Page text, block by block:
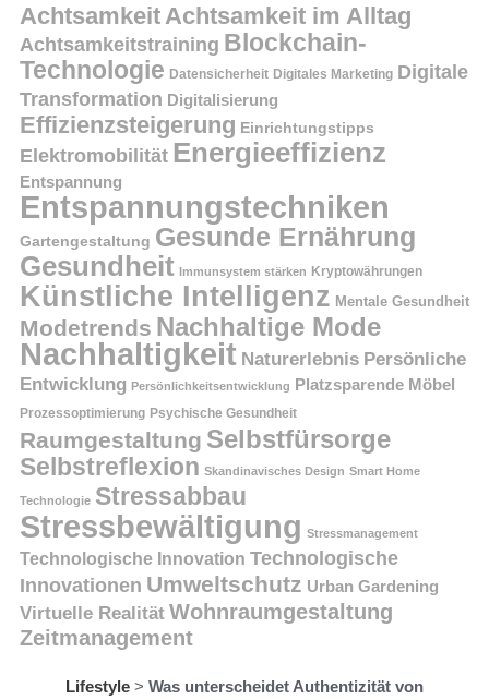
Achtsamkeit Achtsamkeit im Alltag
Achtsamkeitstraining Blockchain-
Technologie Datensicherheit Digitales Marketing Digitale
Transformation Digitalisierung
Effizienzsteigerung Einrichtungstipps
Elektromobilität Energieeffizienz
Entspannung
Entspannungstechniken
Gartengestaltung Gesunde Ernährung
Gesundheit Immunsystem stärken Kryptowährungen
Künstliche Intelligenz Mentale Gesundheit
Modetrends Nachhaltige Mode
Nachhaltigkeit Naturerlebnis Persönliche
Entwicklung Persönlichkeitsentwicklung Platzsparende Möbel
Prozessoptimierung Psychische Gesundheit
Raumgestaltung Selbstfürsorge
Selbstreflexion Skandinavisches Design Smart Home
Technologie Stressabbau
Stressbewältigung Stressmanagement
Technologische Innovation Technologische
Innovationen Umweltschutz Urban Gardening
Virtuelle Realität Wohnraumgestaltung
Zeitmanagement
Lifestyle > Was unterscheidet Authentizität von